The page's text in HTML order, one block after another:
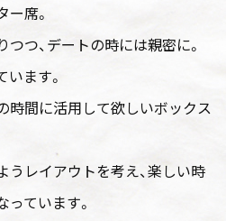
席。
つ、デートの時には親密に。
ます。
時間に活用して欲しいボックス
うレイアウトを考え、楽しい時
ています。